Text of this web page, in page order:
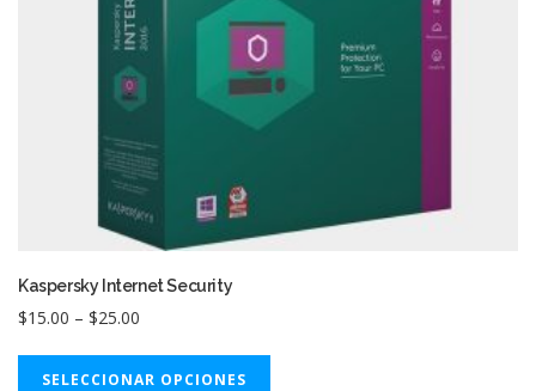
Kaspersky Internet Security
$15.00 – $25.00
SELECCIONAR OPCIONES
Este